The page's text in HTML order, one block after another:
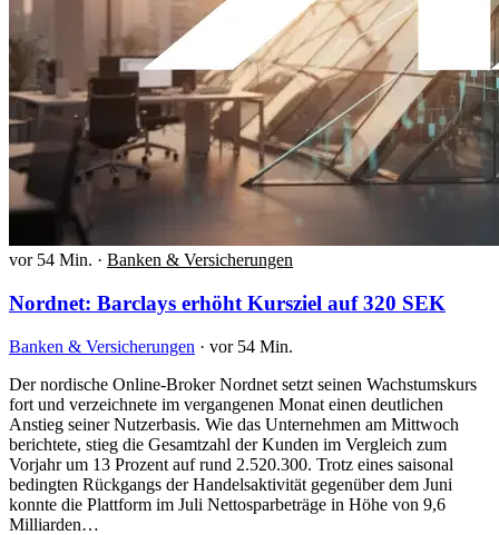
vor 54 Min. · Banken & Versicherungen
Nordnet: Barclays erhöht Kursziel auf 320 SEK
Banken & Versicherungen · vor 54 Min.
Der nordische Online-Broker Nordnet setzt seinen Wachstumskurs
fort und verzeichnete im vergangenen Monat einen deutlichen
Anstieg seiner Nutzerbasis. Wie das Unternehmen am Mittwoch
berichtete, stieg die Gesamtzahl der Kunden im Vergleich zum
Vorjahr um 13 Prozent auf rund 2.520.300. Trotz eines saisonal
bedingten Rückgangs der Handelsaktivität gegenüber dem Juni
konnte die Plattform im Juli Nettosparbeträge in Höhe von 9,6
Milliarden…